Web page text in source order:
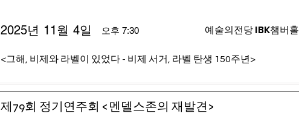
오후 7:30
2025년 11월 4일 예술의전당 IBK챔버홀
<그해, 비제와 라벨이 있었다 - 비제 서거, 라벨 탄생 150주년>
제79회 정기연주회 <멘델스존의 재발견>